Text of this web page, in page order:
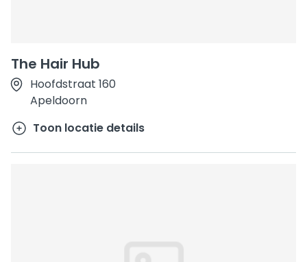
The Hair Hub
Hoofdstraat 160
Apeldoorn
Toon locatie details